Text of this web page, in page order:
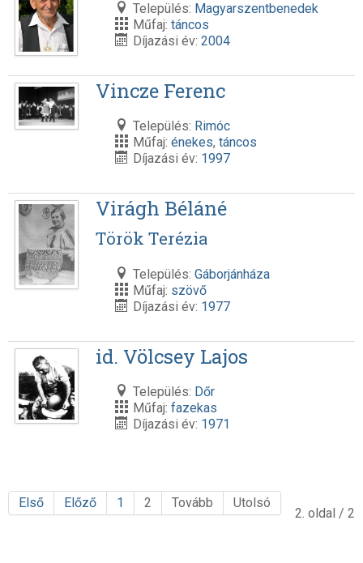
Település: Magyarszentbenedek
Műfaj: táncos
Díjazási év: 2004
Vincze Ferenc
Település: Rimóc
Műfaj: énekes, táncos
Díjazási év: 1997
Virágh Béláné
Török Terézia
Település: Gáborjánháza
Műfaj: szövő
Díjazási év: 1977
id. Völcsey Lajos
Település: Dőr
Műfaj: fazekas
Díjazási év: 1971
2. oldal / 2
Első Előző 1 2 Tovább Utolsó